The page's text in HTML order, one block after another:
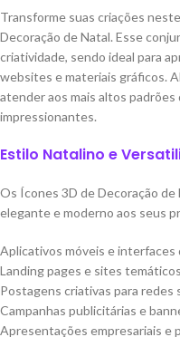
Transforme suas criações
Decoração de Natal. Esse
criatividade, sendo ideal para
websites e materiais gráficos.
atender aos mais altos
impressionantes.
Estilo Natalino e
Os Ícones 3D de Decoração
elegante e moderno aos seus
Aplicativos móveis e interfaces
Landing pages e sites
Postagens criativas para redes
Campanhas publicitárias e
Apresentações empresariais e